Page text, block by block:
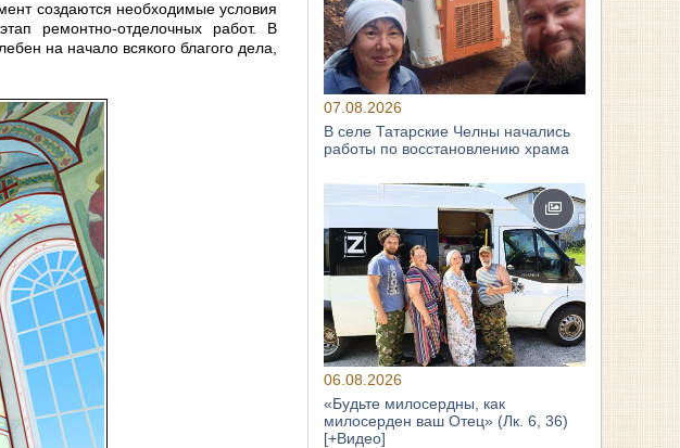
создаются необходимые условия
ремонтно-отделочных работ. В
на начало всякого благого дела,
07.08.2026
В селе Татарские Челны начались
работы по восстановлению храма
06.08.2026
«Будьте милосердны, как
милосерден ваш Отец» (Лк. 6, 36)
[+Видео]